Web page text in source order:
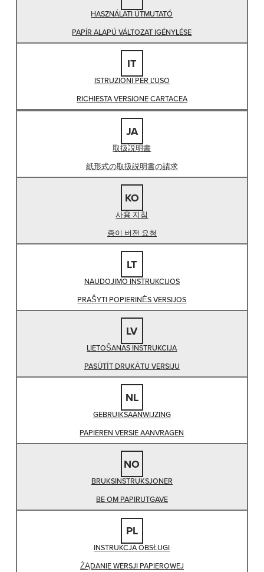
HASZNÁLATI ÚTMUTATÓ
PAPÍR ALAPÚ VÁLTOZAT IGÉNYLÉSE
IT
ISTRUZIONI PER L’USO
RICHIESTA VERSIONE CARTACEA
JA
取扱説明書
紙形式の取扱説明書の請求
KO
사용 지침
종이 버전 요청
LT
NAUDOJIMO INSTRUKCIJOS
PRAŠYTI POPIERINĖS VERSIJOS
LV
LIETOŠANAS INSTRUKCIJA
PASŪTĪT DRUKĀTU VERSIJU
NL
GEBRUIKSAANWIJZING
PAPIEREN VERSIE AANVRAGEN
NO
BRUKSINSTRUKSJONER
BE OM PAPIRUTGAVE
PL
INSTRUKCJA OBSŁUGI
ŻĄDANIE WERSJI PAPIEROWEJ